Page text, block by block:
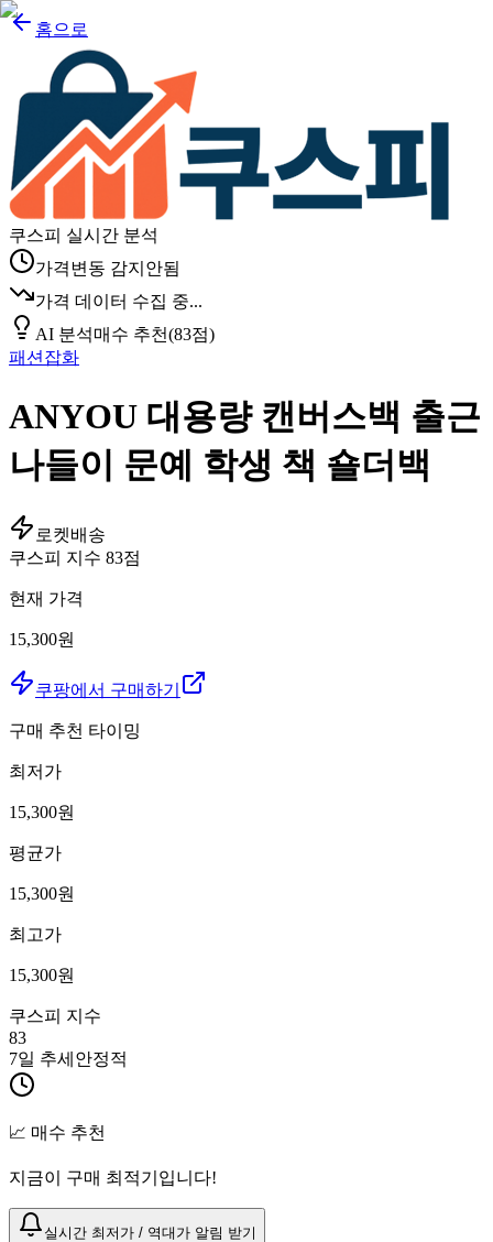
홈으로
쿠스피 실시간 분석
가격변동 감지안됨
가격 데이터 수집 중...
AI 분석매수 추천(83점)
패션잡화
ANYOU 대용량 캔버스백 출근
나들이 문예 학생 책 숄더백
로켓배송
쿠스피 지수 83점
현재 가격
15,300원
쿠팡에서 구매하기
구매 추천 타이밍
최저가
15,300원
평균가
15,300원
최고가
15,300원
쿠스피 지수
83
7일 추세 안정적
📈 매수 추천
지금이 구매 최적기입니다!
실시간 최저가 / 역대가 알림 받기